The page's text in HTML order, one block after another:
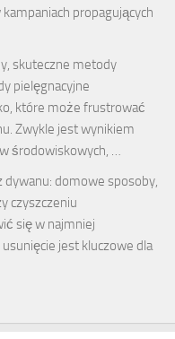
propagujących
skuteczne metody
pielęgnacyjne
które może frustrować
Zwykle jest wynikiem
środowiskowych, …
dywanu: domowe sposoby,
czyszczeniu
się w najmniej
jest kluczowe dla